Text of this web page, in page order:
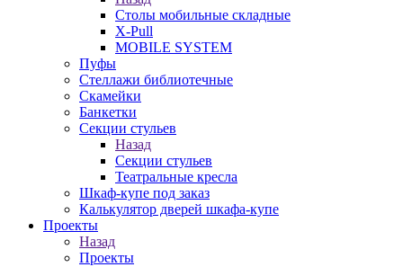
Столы мобильные складные
X-Pull
MOBILE SYSTEM
Пуфы
Стеллажи библиотечные
Скамейки
Банкетки
Секции стульев
Назад
Секции стульев
Театральные кресла
Шкаф-купе под заказ
Калькулятор дверей шкафа-купе
Проекты
Назад
Проекты